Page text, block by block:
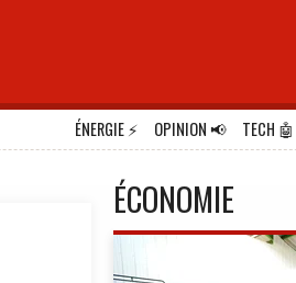
ÉNERGIE⚡ OPINION📢 TECH 🤖
ÉCONOMIE